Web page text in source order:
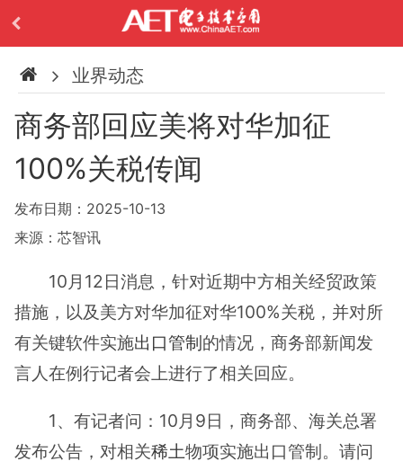
业界动态
商务部回应美将对华加征
100%关税传闻
发布日期：2025-10-13
来源：芯智讯
10月12日消息，针对近期中方相关经贸政策
措施，以及美方对华加征对华100%关税，并对所
有关键软件实施出口管制的情况，商务部新闻发
言人在例行记者会上进行了相关回应。
1、有记者问：10月9日，商务部、海关总署
发布公告，对相关稀土物项实施出口管制。请问